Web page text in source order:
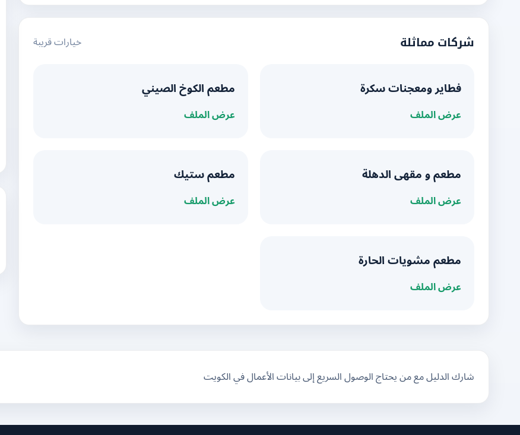
شركات مماثلة خيارات قريبة
فطاير ومعجنات سكرة
عرض الملف
مطعم الكوخ الصيني
عرض الملف
مطعم و مقهى الدهلة
عرض الملف
مطعم ستيك
عرض الملف
مطعم مشويات الحارة
عرض الملف
شارك الدليل مع من يحتاج الوصول السريع إلى بيانات الأعمال في الكويت